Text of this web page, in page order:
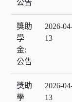
公告
獎助
學
金:
公告
2026-
13
獎助
學
2026-
13